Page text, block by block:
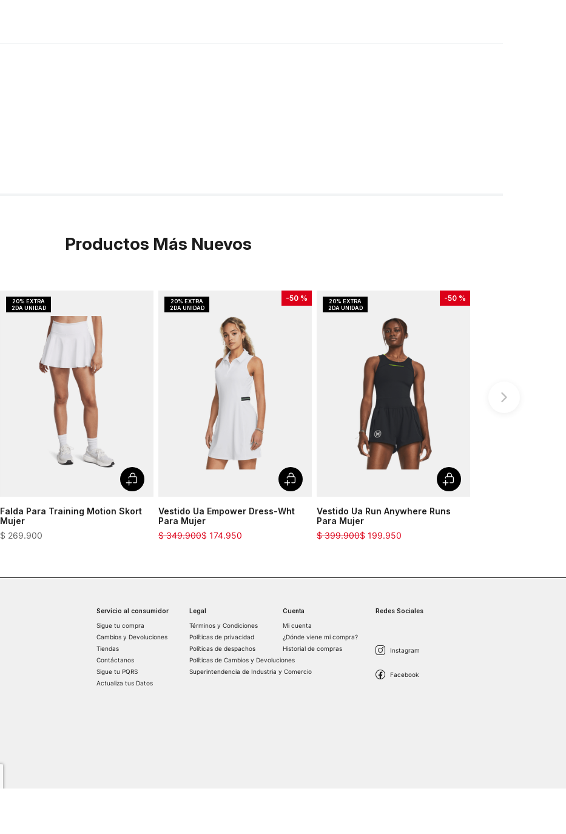
Productos Más Nuevos
Falda Para Training Motion Skort
Mujer
$ 269.900
-50 %
Vestido Ua Empower Dress-Wht
Para Mujer
$ 174.950
$ 349.900
-50 %
Vestido Ua Run Anywhere Runs
Para Mujer
$ 199.950
$ 399.900
Servicio al consumidor
Sigue tu compra
Cambios y Devoluciones
Tiendas
Contáctanos
Sigue tu PQRS
Actualiza tus Datos
Legal
Términos y Condiciones
Políticas de privacidad
Políticas de despachos
Políticas de Cambios y Devoluciones
Superintendencia de Industria y Comercio
Cuenta
Mi cuenta
¿Dónde viene mi compra?
Historial de compras
Redes Sociales